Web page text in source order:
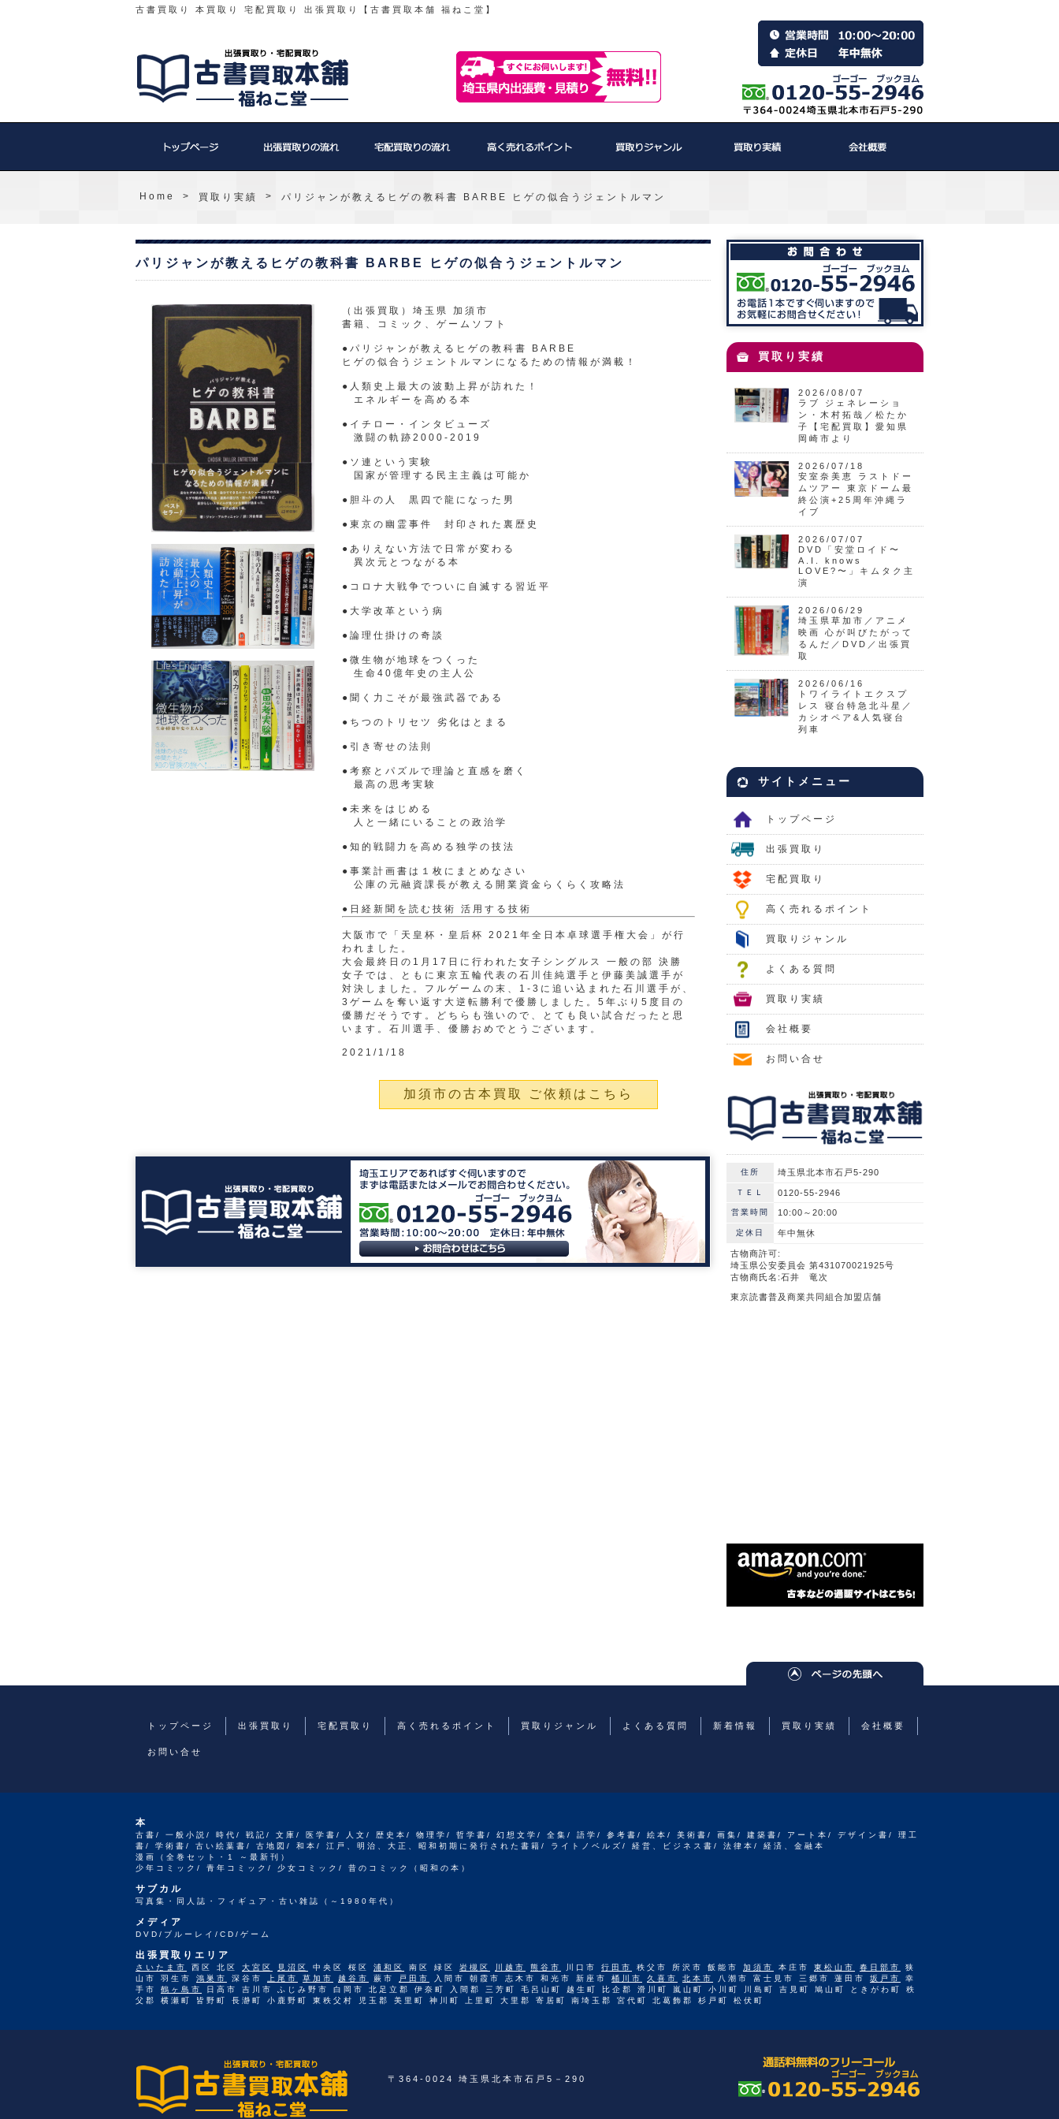
古書買取り 本買取り 宅配買取り 出張買取り【古書買取本舗 福ねこ堂】
Home > 買取り実績 > パリジャンが教えるヒゲの教科書 BARBE ヒゲの似合うジェントルマン
パリジャンが教えるヒゲの教科書 BARBE ヒゲの似合うジェントルマン
（出張買取）埼玉県 加須市
書籍、コミック、ゲームソフト
●パリジャンが教えるヒゲの教科書 BARBE
ヒゲの似合うジェントルマンになるための情報が満載！
●人類史上最大の波動上昇が訪れた！
エネルギーを高める本
●イチロー・インタビューズ
激闘の軌跡2000-2019
●ソ連という実験
国家が管理する民主主義は可能か
●胆斗の人 黒四で龍になった男
●東京の幽霊事件 封印された裏歴史
●ありえない方法で日常が変わる
異次元とつながる本
●コロナ大戦争でついに自滅する習近平
●大学改革という病
●論理仕掛けの奇談
●微生物が地球をつくった
生命40億年史の主人公
●聞く力こそが最強武器である
●ちつのトリセツ 劣化はとまる
●引き寄せの法則
●考察とパズルで理論と直感を磨く
最高の思考実験
●未来をはじめる
人と一緒にいることの政治学
●知的戦闘力を高める独学の技法
●事業計画書は１枚にまとめなさい
公庫の元融資課長が教える開業資金らくらく攻略法
●日経新聞を読む技術 活用する技術
大阪市で「天皇杯・皇后杯 2021年全日本卓球選手権大会」が行
われました。
大会最終日の1月17日に行われた女子シングルス 一般の部 決勝
女子では、ともに東京五輪代表の石川佳純選手と伊藤美誠選手が
対決しました。フルゲームの末、1-3に追い込まれた石川選手が、
3ゲームを奪い返す大逆転勝利で優勝しました。5年ぶり5度目の
優勝だそうです。どちらも強いので、とても良い試合だったと思
います。石川選手、優勝おめでとうございます。
2021/1/18
加須市の古本買取 ご依頼はこちら
買取り実績
2026/08/07
ラブ ジェネレーショ
ン・木村拓哉／松たか
子【宅配買取】愛知県
岡崎市より
2026/07/18
安室奈美恵 ラストドー
ムツアー 東京ドーム最
終公演+25周年沖縄ラ
イブ
2026/07/07
DVD「安堂ロイド〜
A.I. knows
LOVE?〜」キムタク主
演
2026/06/29
埼玉県草加市／アニメ
映画 心が叫びたがって
るんだ／DVD／出張買
取
2026/06/16
トワイライトエクスプ
レス 寝台特急北斗星／
カシオペア&人気寝台
列車
サイトメニュー
トップページ
出張買取り
宅配買取り
高く売れるポイント
買取りジャンル
よくある質問
買取り実績
会社概要
お問い合せ
住所 埼玉県北本市石戸5-290
ＴＥＬ 0120-55-2946
営業時間 10:00～20:00
定休日 年中無休
古物商許可:
埼玉県公安委員会 第431070021925号
古物商氏名:石井 竜次
東京読書普及商業共同組合加盟店舗
トップページ 出張買取り 宅配買取り 高く売れるポイント 買取りジャンル よくある質問 新着情報 買取り実績 会社概要
お問い合せ
本
古書/ 一般小説/ 時代/ 戦記/ 文庫/ 医学書/ 人文/ 歴史本/ 物理学/ 哲学書/ 幻想文学/ 全集/ 語学/ 参考書/ 絵本/ 美術書/ 画集/ 建築書/ アート本/ デザイン書/ 理工
書/ 学術書/ 古い絵葉書/ 古地図/ 和本/ 江戸、明治、大正、昭和初期に発行された書籍/ ライトノベルズ/ 経営、ビジネス書/ 法律本/ 経済、金融本
漫画（全巻セット・1 ～最新刊）
少年コミック/ 青年コミック/ 少女コミック/ 昔のコミック（昭和の本）
サブカル
写真集・同人誌・フィギュア・古い雑誌（～1980年代）
メディア
DVD/ブルーレイ/CD/ゲーム
出張買取りエリア
さいたま市 西区 北区 大宮区 見沼区 中央区 桜区 浦和区 南区 緑区 岩槻区 川越市 熊谷市 川口市 行田市 秩父市 所沢市 飯能市 加須市 本庄市 東松山市 春日部市
狭
山市 羽生市 鴻巣市 深谷市 上尾市 草加市 越谷市 蕨市 戸田市 入間市 朝霞市 志木市 和光市 新座市 桶川市 久喜市 北本市 八潮市 富士見市 三郷市 蓮田市 坂戸市
幸
手市 鶴ヶ島市
日高市 吉川市 ふじみ野市 白岡市 北足立郡 伊奈町 入間郡 三芳町 毛呂山町 越生町 比企郡 滑川町 嵐山町 小川町 川島町 吉見町 鳩山町 ときがわ町 秩
父郡 横瀬町 皆野町 長瀞町 小鹿野町 東秩父村 児玉郡 美里町 神川町 上里町 大里郡 寄居町 南埼玉郡 宮代町 北葛飾郡 杉戸町 松伏町
〒364-0024 埼玉県北本市石戸5－290